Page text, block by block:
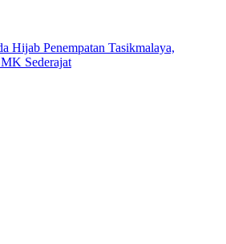
Hijab Penempatan Tasikmalaya,
Sederajat